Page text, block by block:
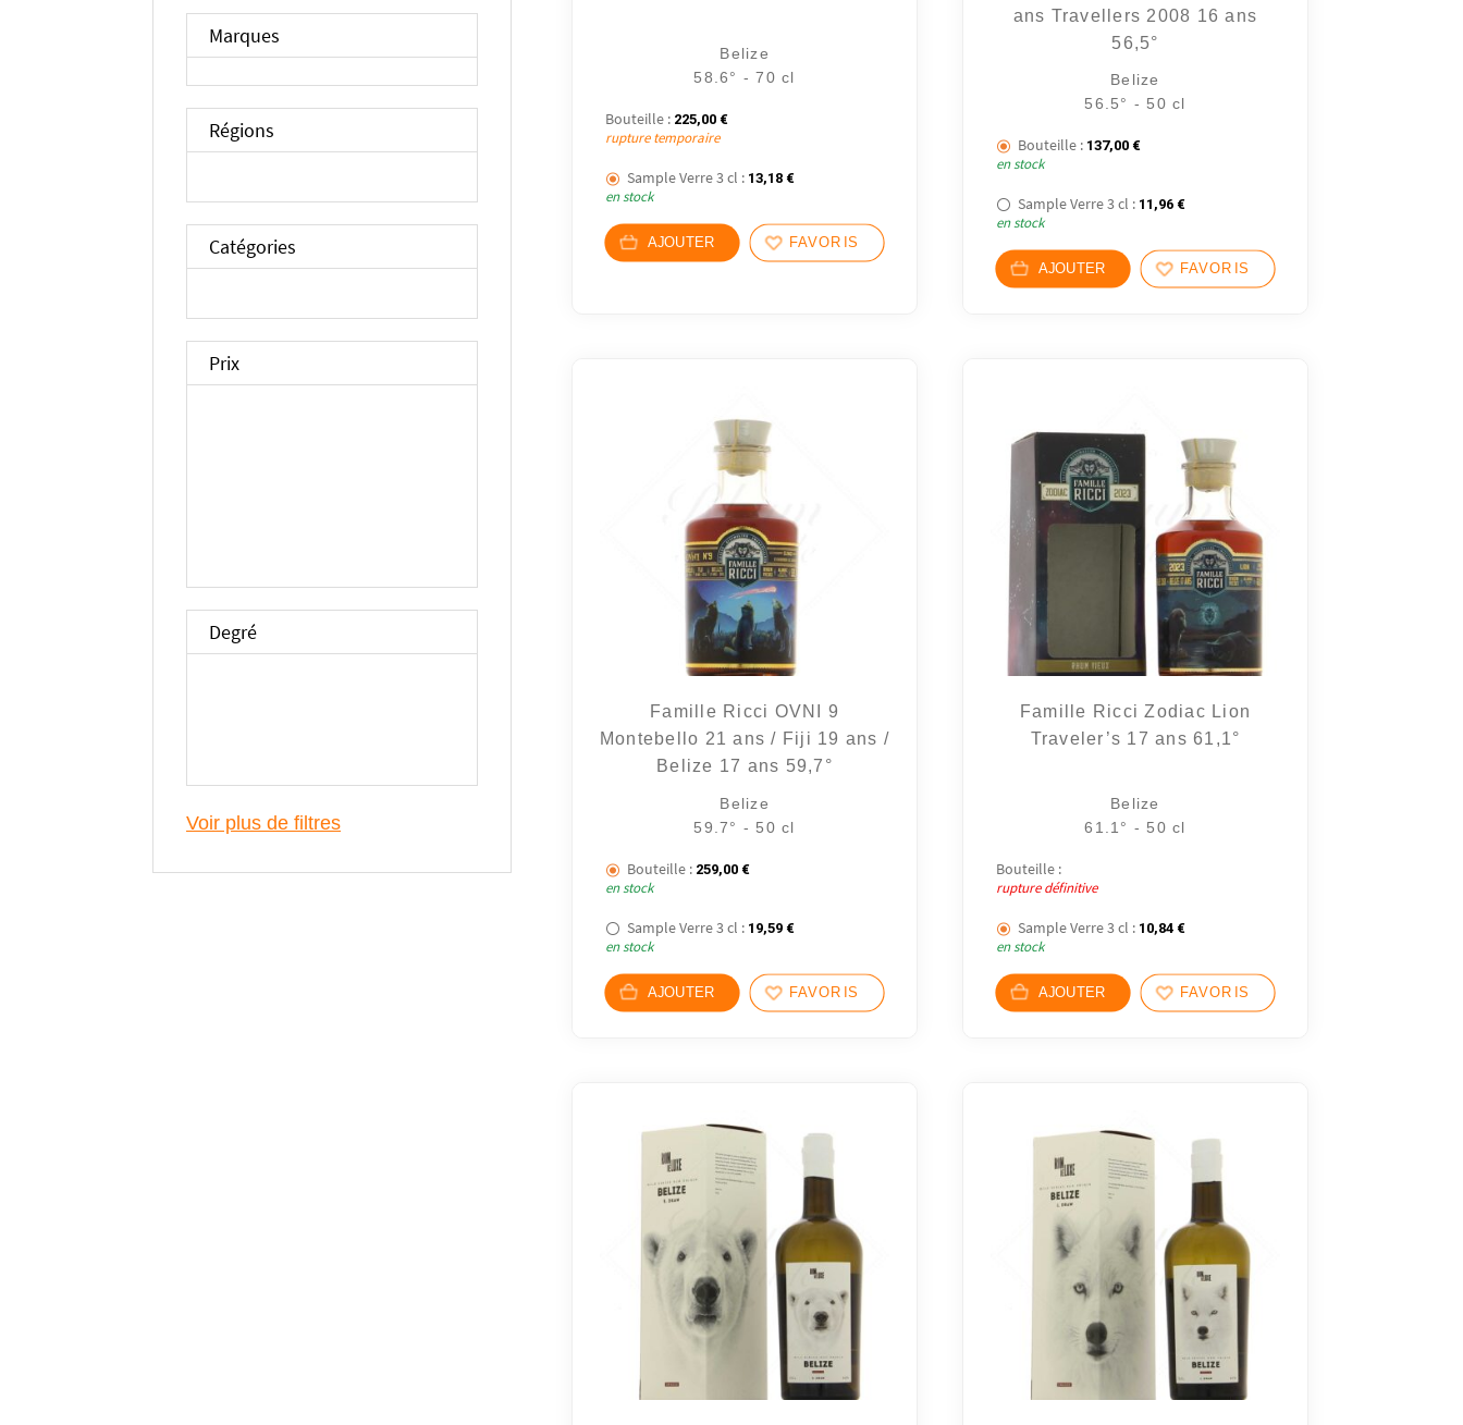
Marques
Régions
Catégories
Prix
Degré
Voir plus de filtres
Belize
58.6° - 70 cl
Bouteille : 225,00 €
rupture temporaire
Sample Verre 3 cl : 13,18 €
en stock
AJOUTER FAVORIS
ans Travellers 2008 16 ans
56,5°
Belize
56.5° - 50 cl
Bouteille : 137,00 €
en stock
Sample Verre 3 cl : 11,96 €
en stock
AJOUTER FAVORIS
Famille Ricci OVNI 9
Montebello 21 ans / Fiji 19 ans /
Belize 17 ans 59,7°
Belize
59.7° - 50 cl
Bouteille : 259,00 €
en stock
Sample Verre 3 cl : 19,59 €
en stock
AJOUTER FAVORIS
Famille Ricci Zodiac Lion
Traveler’s 17 ans 61,1°
Belize
61.1° - 50 cl
Bouteille :
rupture définitive
Sample Verre 3 cl : 10,84 €
en stock
AJOUTER FAVORIS